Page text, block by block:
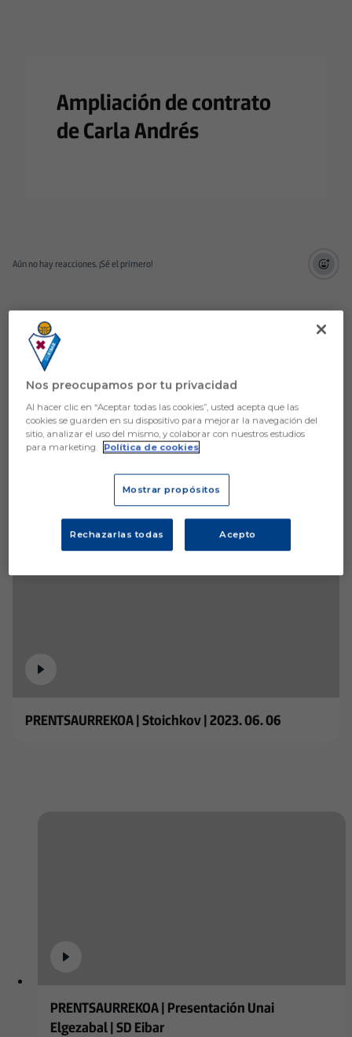
Ampliación de contrato
de Carla Andrés
Aún no hay reacciones. ¡Sé el primero!
PRENTSAURREKOA | Stoichkov | 2023. 06. 06
PRENTSAURREKOA | Presentación Unai
Elgezabal | SD Eibar
Nos preocupamos por tu privacidad
Al hacer clic en “Aceptar todas las cookies”, usted acepta que las
cookies se guarden en su dispositivo para mejorar la navegación del
sitio, analizar el uso del mismo, y colaborar con nuestros estudios
para marketing.
Política de cookies
Mostrar propósitos
Rechazarlas todas Acepto